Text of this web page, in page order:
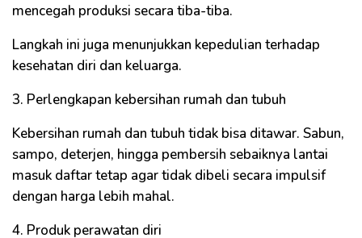
mencegah produksi secara tiba-tiba.
Langkah ini juga menunjukkan kepedulian terhadap
kesehatan diri dan keluarga.
3. Perlengkapan kebersihan rumah dan tubuh
Kebersihan rumah dan tubuh tidak bisa ditawar. Sabun,
sampo, deterjen, hingga pembersih sebaiknya lantai
masuk daftar tetap agar tidak dibeli secara impulsif
dengan harga lebih mahal.
4. Produk perawatan diri